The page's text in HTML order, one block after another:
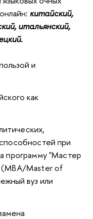
китайский,
итальянский,
и
как
при
программу "Мастер
(MBA/Master of
вуз или